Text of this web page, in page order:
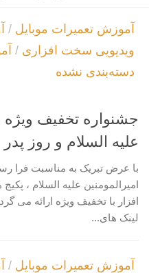
آموزش تعمیرات موبایل /
ویدیویی سخت افزاری /
دسته‌بندی نشده
جشنواره تخفیف ویژه
علیه السلام و روز پدر
امیرالمومنین علیه السلام ،
افزار با تخفیف ویژه ارائه می
لینک های...
آموزش تعمیرات موبایل /